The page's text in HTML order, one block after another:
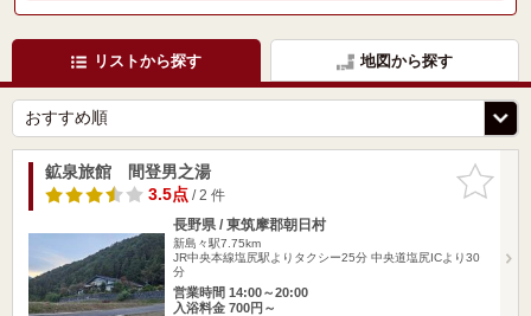
リストから探す 地図から探す
お気に入
りに追加
鉱泉旅館 間登男之湯
3.5点/ 2 件
長野県 / 東筑摩郡朝日村
新島々駅7.75km
JR中央本線塩尻駅よりタクシー25分 中央道塩尻ICより30
分
営業時間 14:00～20:00
入浴料金 700円～